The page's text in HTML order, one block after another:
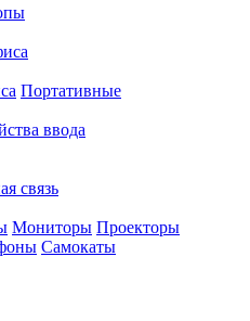
Портативные
ввода
связь
Мониторы Проекторы
Самокаты